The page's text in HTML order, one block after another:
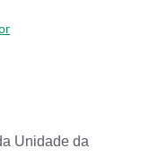
Unidade da